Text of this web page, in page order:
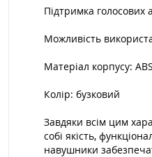
Підтримка голосових
Можливість
Матеріал корпусу:
Колір: бузковий
Завдяки всім цим
собі якість,
навушники